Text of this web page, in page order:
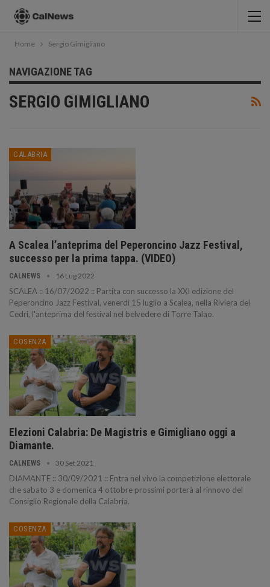
Home Sergio Gimigliano
NAVIGAZIONE TAG
SERGIO GIMIGLIANO
CALABRIA
A Scalea l’anteprima del Peperoncino Jazz Festival,
successo per la prima tappa. (VIDEO)
CALNEWS 16 Lug 2022
SCALEA :: 16/07/2022 :: Partita con successo la XXI edizione del
Peperoncino Jazz Festival, venerdì 15 luglio a Scalea, nella Riviera dei
Cedri, l'anteprima del festival nel belvedere di Torre Talao.
COSENZA
Elezioni Calabria: De Magistris e Gimigliano oggi a
Diamante.
CALNEWS 30 Set 2021
DIAMANTE :: 30/09/2021 :: Entra nel vivo la competizione elettorale
che sabato 3 e domenica 4 ottobre prossimi porterà al rinnovo del
Consiglio Regionale della Calabria.
COSENZA